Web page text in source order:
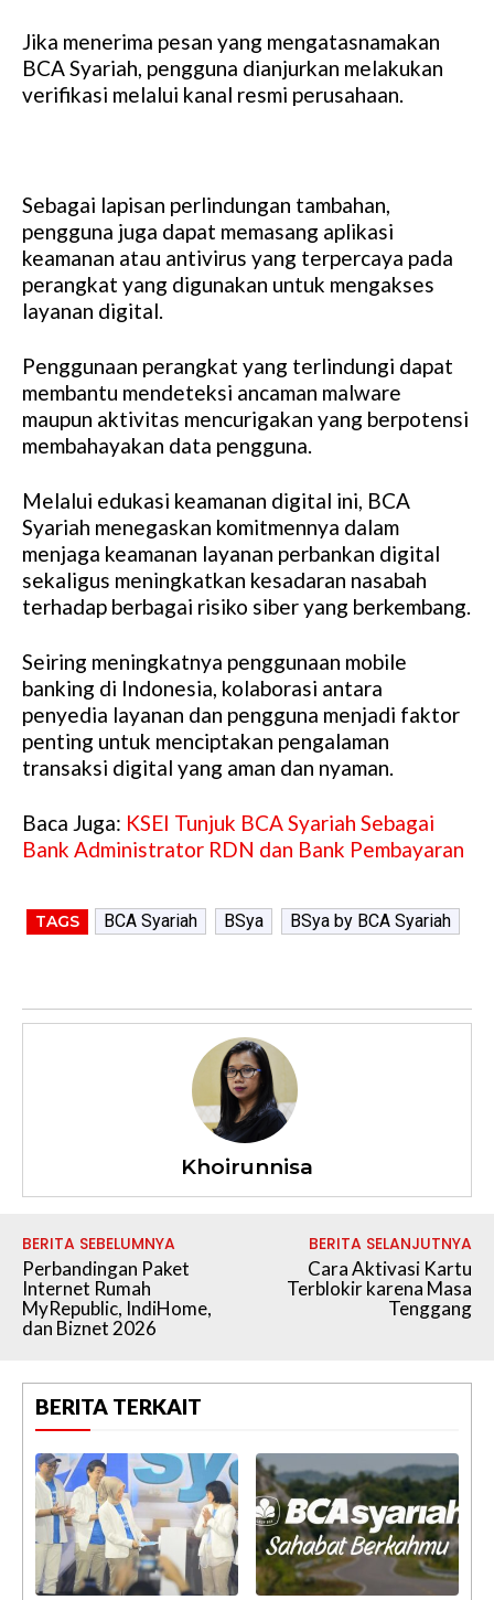
Jika menerima pesan yang mengatasnamakan
BCA Syariah, pengguna dianjurkan melakukan
verifikasi melalui kanal resmi perusahaan.
Sebagai lapisan perlindungan tambahan,
pengguna juga dapat memasang aplikasi
keamanan atau antivirus yang terpercaya pada
perangkat yang digunakan untuk mengakses
layanan digital.
Penggunaan perangkat yang terlindungi dapat
membantu mendeteksi ancaman malware
maupun aktivitas mencurigakan yang berpotensi
membahayakan data pengguna.
Melalui edukasi keamanan digital ini, BCA
Syariah menegaskan komitmennya dalam
menjaga keamanan layanan perbankan digital
sekaligus meningkatkan kesadaran nasabah
terhadap berbagai risiko siber yang berkembang.
Seiring meningkatnya penggunaan mobile
banking di Indonesia, kolaborasi antara
penyedia layanan dan pengguna menjadi faktor
penting untuk menciptakan pengalaman
transaksi digital yang aman dan nyaman.
Baca Juga: KSEI Tunjuk BCA Syariah Sebagai
Bank Administrator RDN dan Bank Pembayaran
TAGS BCA Syariah BSya BSya by BCA Syariah
Khoirunnisa
BERITA SEBELUMNYA
Perbandingan Paket
Internet Rumah
MyRepublic, IndiHome,
dan Biznet 2026
BERITA SELANJUTNYA
Cara Aktivasi Kartu
Terblokir karena Masa
Tenggang
BERITA TERKAIT